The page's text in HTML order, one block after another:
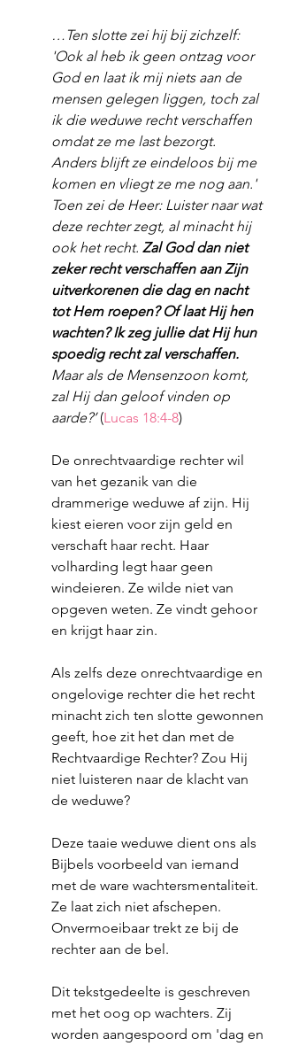
…Ten slotte zei hij bij zichzelf:
'Ook al heb ik geen ontzag voor
God en laat ik mij niets aan de
mensen gelegen liggen, toch zal
ik die weduwe recht verschaffen
omdat ze me last bezorgt.
Anders blijft ze eindeloos bij me
komen en vliegt ze me nog aan.'
Toen zei de Heer: Luister naar wat
deze rechter zegt, al minacht hij
ook het recht. Zal God dan niet
zeker recht verschaffen aan Zijn
uitverkorenen die dag en nacht
tot Hem roepen? Of laat Hij hen
wachten? Ik zeg jullie dat Hij hun
spoedig recht zal verschaffen.
Maar als de Mensenzoon komt,
zal Hij dan geloof vinden op
aarde?’ (Lucas 18:4-8)
De onrechtvaardige rechter wil
van het gezanik van die
drammerige weduwe af zijn. Hij
kiest eieren voor zijn geld en
verschaft haar recht. Haar
volharding legt haar geen
windeieren. Ze wilde niet van
opgeven weten. Ze vindt gehoor
en krijgt haar zin.
Als zelfs deze onrechtvaardige en
ongelovige rechter die het recht
minacht zich ten slotte gewonnen
geeft, hoe zit het dan met de
Rechtvaardige Rechter? Zou Hij
niet luisteren naar de klacht van
de weduwe?
Deze taaie weduwe dient ons als
Bijbels voorbeeld van iemand
met de ware wachtersmentaliteit.
Ze laat zich niet afschepen.
Onvermoeibaar trekt ze bij de
rechter aan de bel.
Dit tekstgedeelte is geschreven
met het oog op wachters. Zij
worden aangespoord om 'dag en